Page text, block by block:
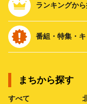
ランキングか
番組・特集・
まちから探す
すべて